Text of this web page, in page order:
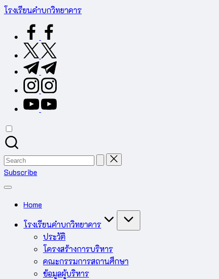
Skip
content
โรงเรียนคำบกวิทยาคาร
อ.คำชะอี
จ.มุกดาหาร
สำนักงาน
เขต
การ
ศึกษา
มุกดาหาร
facebook.com
twitter.com
t.me
instagram.com
youtube.com
Search
for:
Subscribe
Home
โรงเรียนคำบกวิทยาคาร
ประวัติ
โครงสร้างการบริหาร
คณะกรรมการสถานศึกษา
ข้อมูลผู้บริหาร